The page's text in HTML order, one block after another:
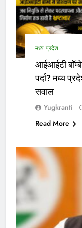
मध्य प्रदेश
आईआईटी बॉम्बे
पर्दा? मध्य
सवाल
Yugkranti
Read More